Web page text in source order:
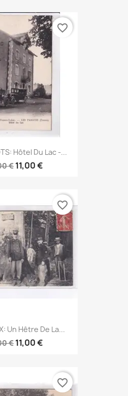
Hôtel Du Lac -...
€ 11,00 €
favorite_border
Un Hêtre De La...
€ 11,00 €
favorite_border
favorite_border